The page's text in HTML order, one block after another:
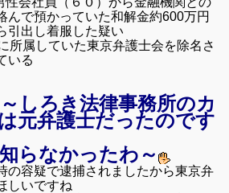
んで預かっていた和解金約600万円
引出し着服した疑い
所属していた東京弁護士会を除名さ
いる
しろき法律事務所のカ
元弁護士だったのです
らなかったわ～
の容疑で逮捕されましたから東京弁
しいですね